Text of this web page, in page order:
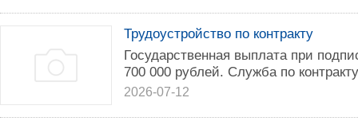
Трудоустройство по контракту
Государственная выплата при
700 000 рублей. Служба по
2026-07-12